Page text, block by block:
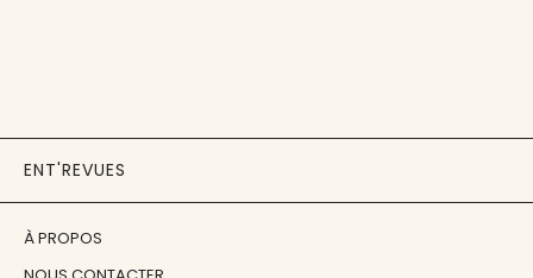
ENT'REVUES
À PROPOS